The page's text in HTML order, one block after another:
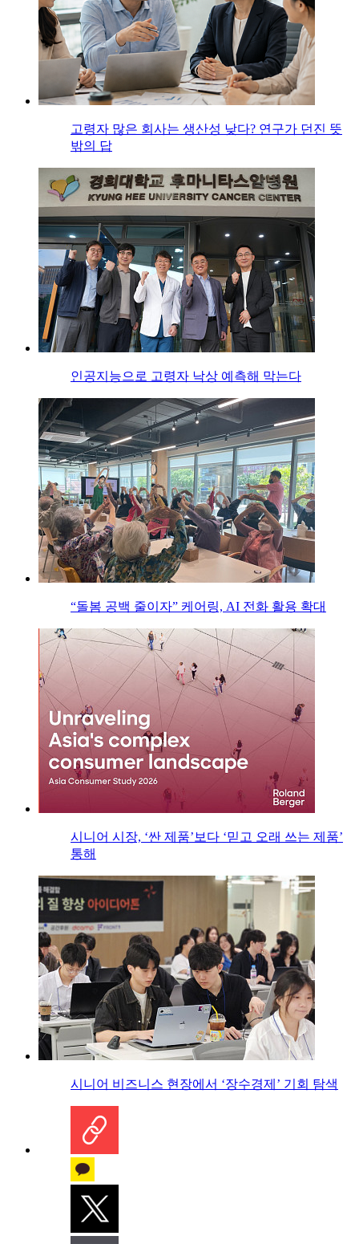
고령자 많은 회사는 생산성 낮다? 연구가 던진 뜻
밖의 답
인공지능으로 고령자 낙상 예측해 막는다
“돌봄 공백 줄이자” 케어링, AI 전화 활용 확대
시니어 시장, ‘싼 제품’보다 ‘믿고 오래 쓰는 제품’
통해
시니어 비즈니스 현장에서 ‘장수경제’ 기회 탐색